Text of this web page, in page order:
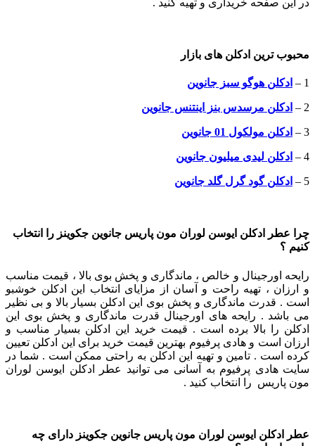
محبوب ترین ادکلن های بازار
1 – ادکلن هوگو سبز جانوین
2 – ادکلن مرسدس بنز اینتنس جانوین
3 – ادکلن مولکول 01 جانوین
4 – ادکلن لیدی میلیون جانوین
5 – ادکلن گود گرل گلد جانوین
چرا عطر ادکلن ایوسن لوران مون پاریس جانوین جکوینز را انتخاب
کنیم ؟
رایحه اورجینال و خالص ، ماندگاری و پخش بوی بالا ، قیمت مناسب
و ارزان ، تهیه راحت و آسان از مزایای انتخاب این ادکلن خوشبو
است . قدرت ماندگاری و پخش بوی این ادکلن بسیار بالا و بی نظیر
می باشد . رایحه های اورجینال قدرت ماندگاری و پخش بوی این
ادکلن را بالا برده است . قیمت خرید این ادکلن بسیار مناسب و
ارزان است و هادی پرفیوم بهترین قیمت خرید برای این ادکلن تعیین
کرده است . تامین و تهیه این ادکلن به راحتی ممکن است . شما در
سایت هادی پرفیوم به آسانی می توانید عطر ادکلن ایوسن لوران
مون پاریس را انتخاب کنید .
عطر ادکلن ایوسن لوران مون پاریس جانوین جکوینز دارای چه